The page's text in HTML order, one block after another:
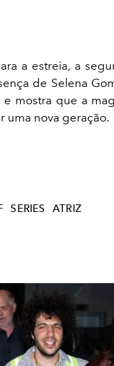
a estreia, a
de Selena
mostra que a
uma nova geração.
SERIES ATRIZ